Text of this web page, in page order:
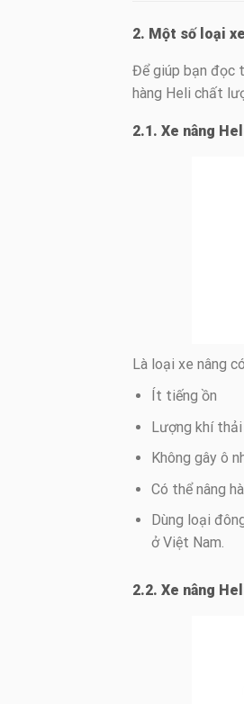
2. Một số loại
Để giúp bạn đọc
hàng Heli chất
2.1. Xe nâng
Là loại xe nâng
Ít tiếng ồn
Lượng khí
Không gây ô
Có thể nâng
Dùng loại
ở Việt Nam.
2.2. Xe nâng